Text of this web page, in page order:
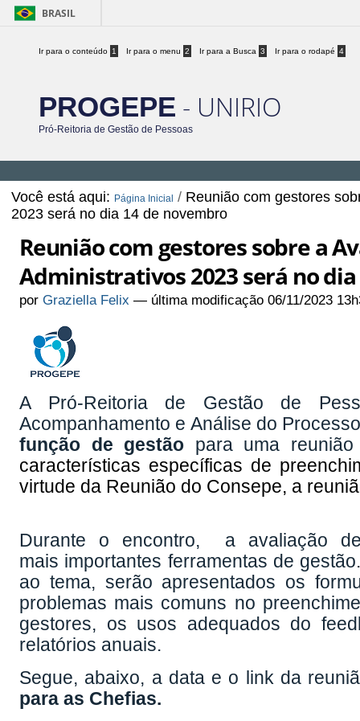
BRASIL
Ir para o conteúdo 1 Ir para o menu 2 Ir para a Busca 3 Ir para o rodapé 4
PROGEPE - UNIRIO
Pró-Reitoria de Gestão de Pessoas
Você está aqui: Página Inicial / Reunião com gestores
2023 será no dia 14 de novembro
Reunião com gestores sobre a
Administrativos 2023 será no
porGraziella Felix — última modificação 06/11/2023
A Pró-Reitoria de Gestão de
Acompanhamento e Análise do
função de gestão para uma
características específicas de
virtude da Reunião do Consepe, a
Durante o encontro, a avaliação
mais importantes ferramentas de
ao tema, serão apresentados os
problemas mais comuns no
gestores, os usos adequados do
relatórios anuais.
Segue, abaixo, a data e o link da
para as Chefias.